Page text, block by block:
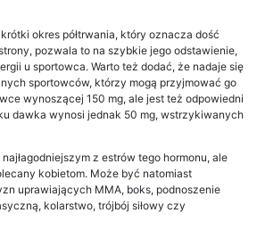
okres półtrwania, który oznacza dość
pozwala to na szybkie jego odstawienie,
u sportowca. Warto też dodać, że nadaje się
sportowców, którzy mogą przyjmować go
wynoszącej 150 mg, ale jest też odpowiedni
dawka wynosi jednak 50 mg, wstrzykiwanych
z estrów tego hormonu, ale
kobietom. Może być natomiast
uprawiających MMA, boks, podnoszenie
kolarstwo, trójbój siłowy czy